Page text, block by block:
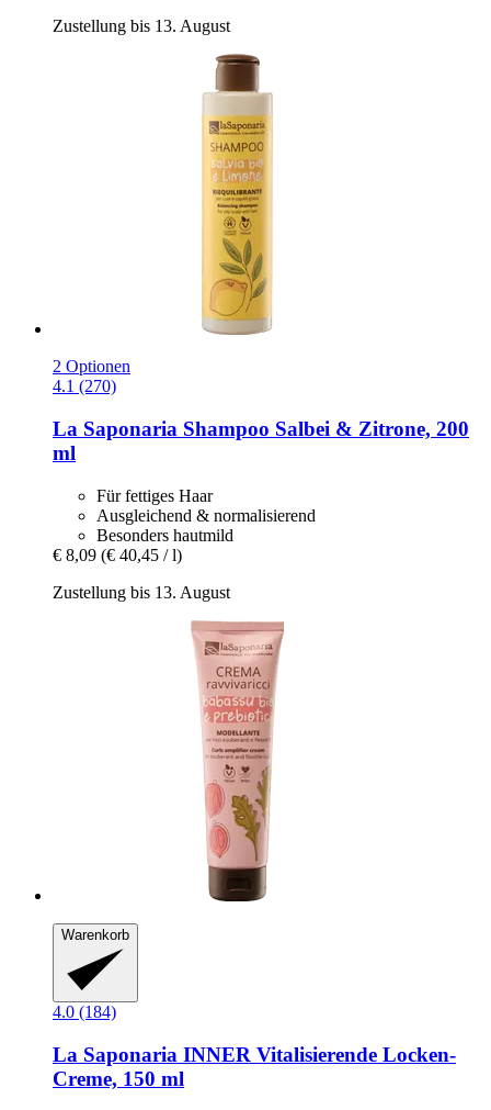
Zustellung bis 13. August
2 Optionen
4.1 (270)
La Saponaria Shampoo Salbei & Zitrone, 200
ml
Für fettiges Haar
Ausgleichend & normalisierend
Besonders hautmild
€ 8,09 (€ 40,45 / l)
Zustellung bis 13. August
Warenkorb
4.0 (184)
La Saponaria INNER Vitalisierende Locken-​
Creme, 150 ml